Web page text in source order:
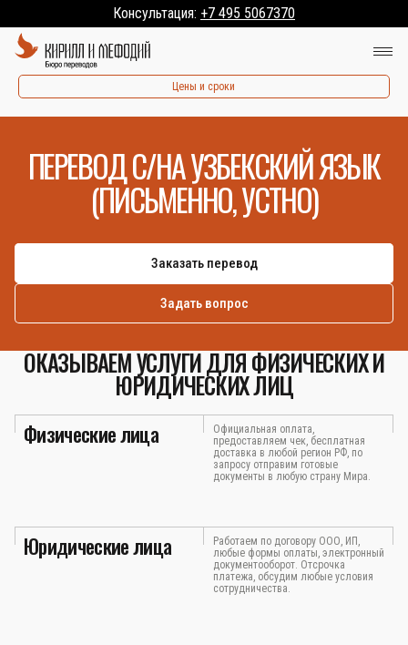
Консультация: +7 495 5067370
Цены и сроки
ПЕРЕВОД С/НА УЗБЕКСКИЙ ЯЗЫК
(ПИСЬМЕННО, УСТНО)
Заказать перевод
Задать вопрос
ОКАЗЫВАЕМ УСЛУГИ ДЛЯ ФИЗИЧЕСКИХ И
ЮРИДИЧЕСКИХ ЛИЦ
Физические лица
Официальная оплата,
предоставляем чек, бесплатная
доставка в любой регион РФ, по
запросу отправим готовые
документы в любую страну Мира.
Юридические лица
Работаем по договору ООО, ИП,
любые формы оплаты, электронный
документооборот. Отсрочка
платежа, обсудим любые условия
сотрудничества.